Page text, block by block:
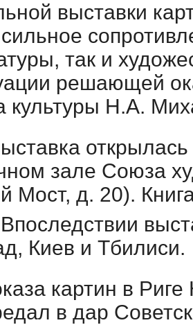
выставки
так и
решающей
культуры Н.А.
зале Союза
Мост, д. 20).
Киев и Тбилиси.
картин в
в дар